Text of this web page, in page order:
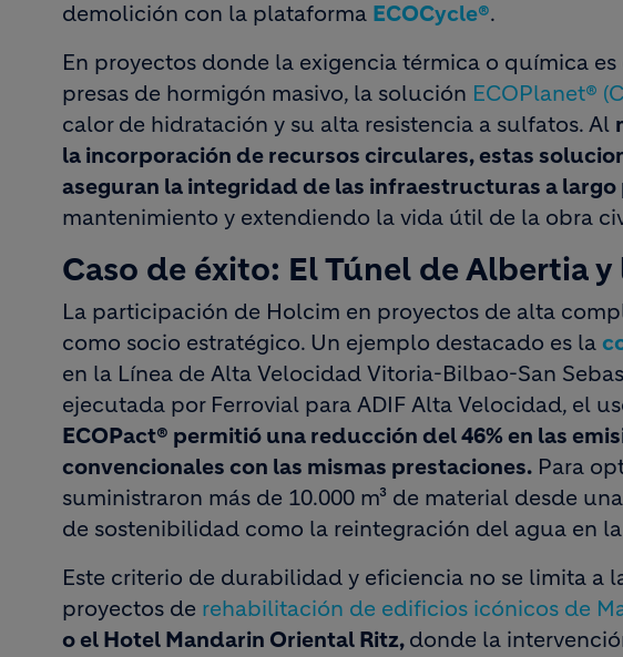
demolición con la plataforma ECOCycle®.
En proyectos donde la exigencia térmica o química
presas de hormigón masivo, la solución ECOPlanet®
calor de hidratación y su alta resistencia a sulfatos. Al
la incorporación de recursos circulares, estas
aseguran la integridad de las infraestructuras a largo
mantenimiento y extendiendo la vida útil de la obra
Caso de éxito: El Túnel de Albertia
La participación de Holcim en proyectos de alta
como socio estratégico. Un ejemplo destacado es la
en la Línea de Alta Velocidad Vitoria-Bilbao-San
ejecutada por Ferrovial para ADIF Alta Velocidad, el
ECOPact® permitió una reducción del 46% en las
convencionales con las mismas prestaciones. Para
suministraron más de 10.000 m³ de material desde
de sostenibilidad como la reintegración del agua en
Este criterio de durabilidad y eficiencia no se limita a
proyectos de rehabilitación de edificios icónicos de
o el Hotel Mandarin Oriental Ritz, donde la